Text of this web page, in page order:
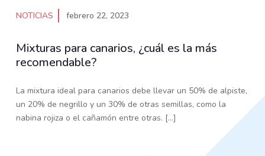
NOTICIAS febrero 22, 2023
Mixturas para canarios, ¿cuál es la más
recomendable?
La mixtura ideal para canarios debe llevar un 50% de alpiste,
un 20% de negrillo y un 30% de otras semillas, como la
nabina rojiza o el cañamón entre otras. [...]